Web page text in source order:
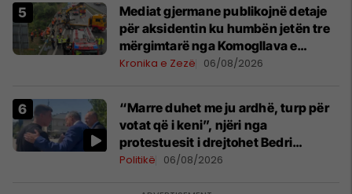
Mediat gjermane publikojnë detaje
për aksidentin ku humbën jetën tre
mërgimtarë nga Komogllava e
Ferizajt
Kronika e Zezë 06/08/2026
“Marre duhet me ju ardhë, turp për
votat që i keni”, njëri nga
protestuesit i drejtohet Bedri
Hamzës
Politikë 06/08/2026